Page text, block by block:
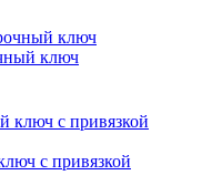
ключ
с привязкой